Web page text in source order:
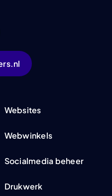
Websites
Webwinkels
Socialmedia beheer
Drukwerk